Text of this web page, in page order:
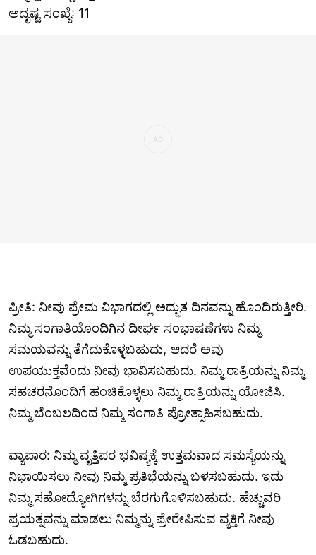
ಅದೃಷ್ಟ ಸಂಖ್ಯೆ: 11
ಪ್ರೀತಿ: ನೀವು ಪ್ರೇಮ ವಿಭಾಗದಲ್ಲಿ ಅದ್ಭುತ ದಿನವನ್ನು ಹೊಂದಿರುತ್ತೀರಿ.
ನಿಮ್ಮ ಸಂಗಾತಿಯೊಂದಿಗಿನ ದೀರ್ಘ ಸಂಭಾಷಣೆಗಳು ನಿಮ್ಮ
ಸಮಯವನ್ನು ತೆಗೆದುಕೊಳ್ಳಬಹುದು, ಆದರೆ ಅವು
ಉಪಯುಕ್ತವೆಂದು ನೀವು ಭಾವಿಸಬಹುದು. ನಿಮ್ಮ ರಾತ್ರಿಯನ್ನು ನಿಮ್ಮ
ಸಹಚರನೊಂದಿಗೆ ಹಂಚಿಕೊಳ್ಳಲು ನಿಮ್ಮ ರಾತ್ರಿಯನ್ನು ಯೋಜಿಸಿ.
ನಿಮ್ಮ ಬೆಂಬಲದಿಂದ ನಿಮ್ಮ ಸಂಗಾತಿ ಪ್ರೋತ್ಸಾಹಿಸಬಹುದು.
ವ್ಯಾಪಾರ: ನಿಮ್ಮ ವೃತ್ತಿಪರ ಭವಿಷ್ಯಕ್ಕೆ ಉತ್ತಮವಾದ ಸಮಸ್ಯೆಯನ್ನು
ನಿಭಾಯಿಸಲು ನೀವು ನಿಮ್ಮ ಪ್ರತಿಭೆಯನ್ನು ಬಳಸಬಹುದು. ಇದು
ನಿಮ್ಮ ಸಹೋದ್ಯೋಗಿಗಳನ್ನು ಬೆರಗುಗೊಳಿಸಬಹುದು. ಹೆಚ್ಚುವರಿ
ಪ್ರಯತ್ನವನ್ನು ಮಾಡಲು ನಿಮ್ಮನ್ನು ಪ್ರೇರೇಪಿಸುವ ವ್ಯಕ್ತಿಗೆ ನೀವು
ಓಡಬಹುದು.